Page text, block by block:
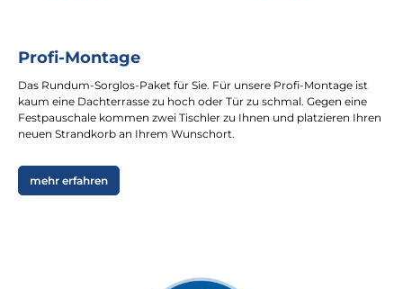
Profi-Montage
Das Rundum-Sorglos-Paket für Sie. Für unsere Profi-Montage ist
kaum eine Dachterrasse zu hoch oder Tür zu schmal. Gegen eine
Festpauschale kommen zwei Tischler zu Ihnen und platzieren Ihren
neuen Strandkorb an Ihrem Wunschort.
mehr erfahren